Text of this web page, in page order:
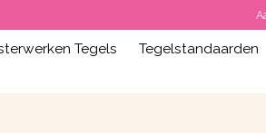
Tegels
Tegelstandaarden